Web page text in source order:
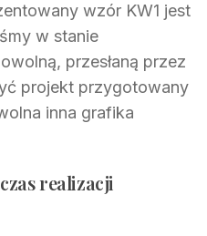
wzór KW1 jest
w stanie
przesłaną przez
projekt przygotowany
inna grafika
realizacji